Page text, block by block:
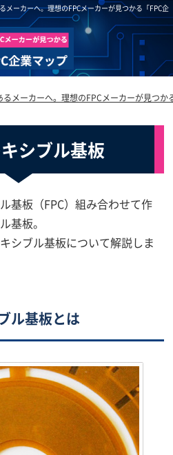
メーカーへ。理想のFPCメーカーが見つかる「FPC企
メーカーへ。理想のFPCメーカーが見つか
シブル基板
基板（FPC）組み合わせて作
基板。
シブル基板について解説しま
ル基板とは